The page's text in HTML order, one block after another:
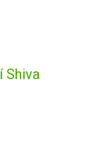
Shiva